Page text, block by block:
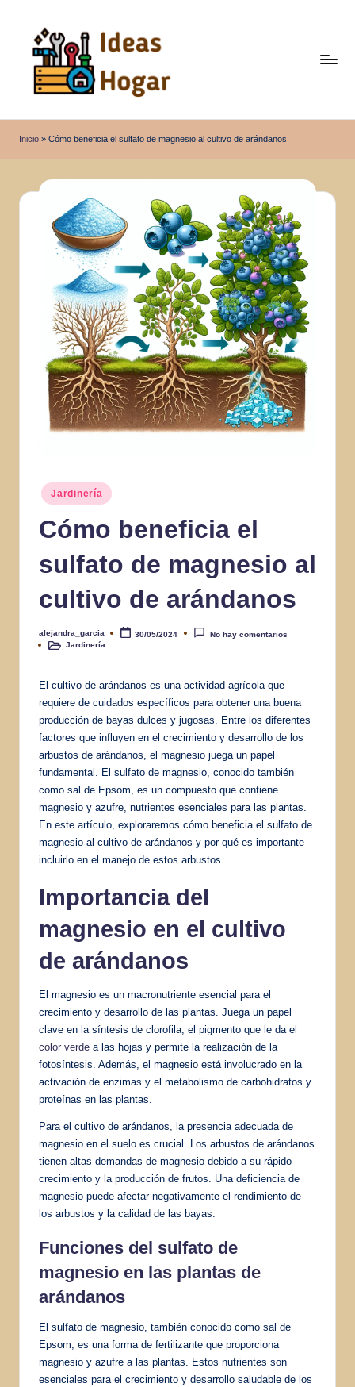
contenido
d
e
a
Inicio » Cómo beneficia el sulfato de magnesio al cultivo de arándanos
Publicado
en
Jardinería
Cómo beneficia el
sulfato de magnesio al
cultivo de arándanos
Publicado
por
alejandra_garcia 30/05/2024
No hay comentarios
PublicadoJardinería
El cultivo de arándanos es una actividad agrícola que
requiere de cuidados específicos para obtener una buena
producción de bayas dulces y jugosas. Entre los diferentes
factores que influyen en el crecimiento y desarrollo de los
arbustos de arándanos, el magnesio juega un papel
fundamental. El sulfato de magnesio, conocido también
como sal de Epsom, es un compuesto que contiene
magnesio y azufre, nutrientes esenciales para las plantas.
En este artículo, exploraremos cómo beneficia el sulfato de
magnesio al cultivo de arándanos y por qué es importante
incluirlo en el manejo de estos arbustos.
Importancia del
magnesio en el cultivo
de arándanos
El magnesio es un macronutriente esencial para el
crecimiento y desarrollo de las plantas. Juega un papel
clave en la síntesis de clorofila, el pigmento que le da el
color verde a las hojas y permite la realización de la
fotosíntesis. Además, el magnesio está involucrado en la
activación de enzimas y el metabolismo de carbohidratos y
proteínas en las plantas.
Para el cultivo de arándanos, la presencia adecuada de
magnesio en el suelo es crucial. Los arbustos de arándanos
tienen altas demandas de magnesio debido a su rápido
crecimiento y la producción de frutos. Una deficiencia de
magnesio puede afectar negativamente el rendimiento de
los arbustos y la calidad de las bayas.
Funciones del sulfato de
magnesio en las plantas de
arándanos
El sulfato de magnesio, también conocido como sal de
Epsom, es una forma de fertilizante que proporciona
magnesio y azufre a las plantas. Estos nutrientes son
esenciales para el crecimiento y desarrollo saludable de los